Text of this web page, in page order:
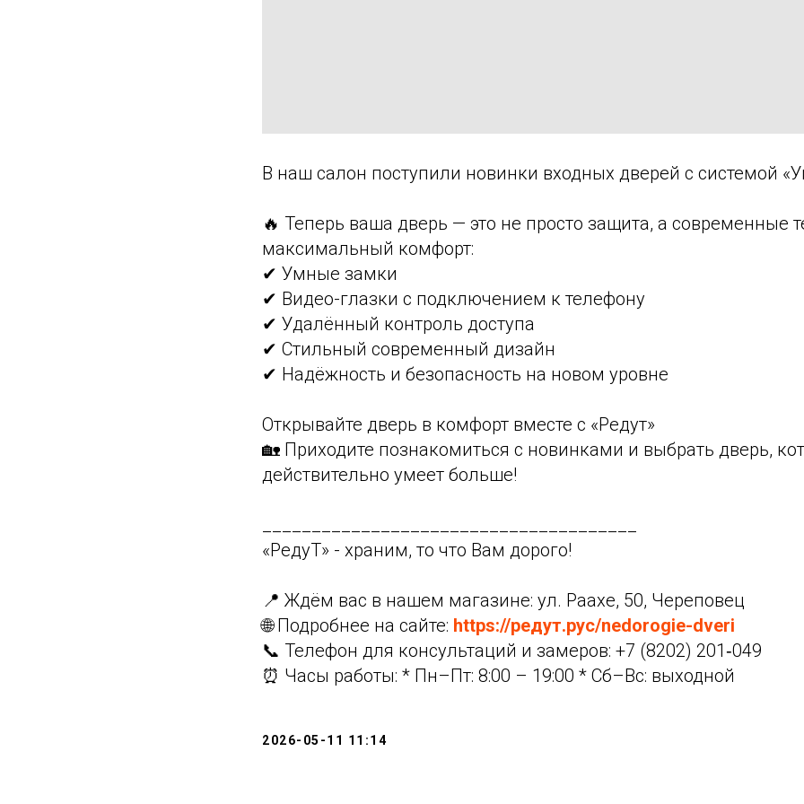
В наш салон поступили новинки входных дверей с системой
🔥 Теперь ваша дверь — это не просто защита, а современные
максимальный комфорт:
✔ Умные замки
✔ Видео-глазки с подключением к телефону
✔ Удалённый контроль доступа
✔ Стильный современный дизайн
✔ Надёжность и безопасность на новом уровне
Открывайте дверь в комфорт вместе с «Редут»
🏡 Приходите познакомиться с новинками и выбрать дверь,
действительно умеет больше!
«РедуТ» - храним, то что Вам дорого!
📍 Ждём вас в нашем магазине: ул. Раахе, 50, Череповец
🌐 Подробнее на сайте: https://редут.рус/nedorogie-dveri
📞 Телефон для консультаций и замеров: +7 (8202) 201‑049
⏰ Часы работы: * Пн–Пт: 8:00 – 19:00 * Сб–Вс: выходной
2026-05-11 11:14